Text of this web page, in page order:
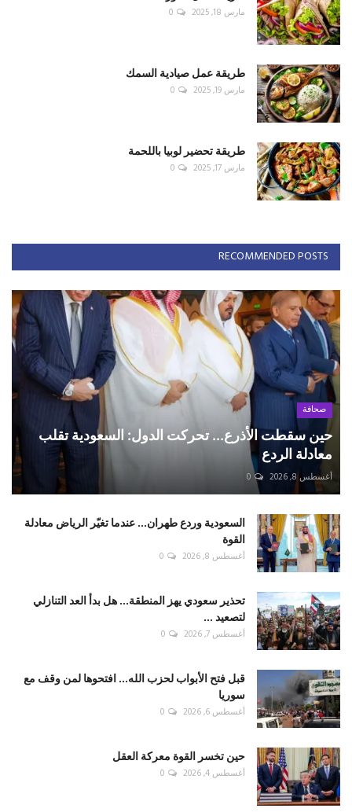
مارس 18, 2025 0
طريقة عمل صيادية السمك
مارس 19, 2025 0
طريقة تحضير لوبيا باللحمة
مارس 17, 2025 0
RECOMMENDED POSTS
صحافة
حين سقطت الأذرع... تحركت الدول: السعودية تقلب
معادلة الردع
أغسطس 8, 2026 0
السعودية وردع طهران... عندما تغيّر الرياض معادلة
القوة
أغسطس 8, 2026 0
تحذير سعودي يهز المنطقة... هل بدأ العد التنازلي
لتصعيد ...
أغسطس 7, 2026 0
قبل فتح الأبواب لحزب الله... افتحوها لمن وقف مع
سوريا
أغسطس 6, 2026 0
حين تخسر القوة معركة العقل
أغسطس 4, 2026 0